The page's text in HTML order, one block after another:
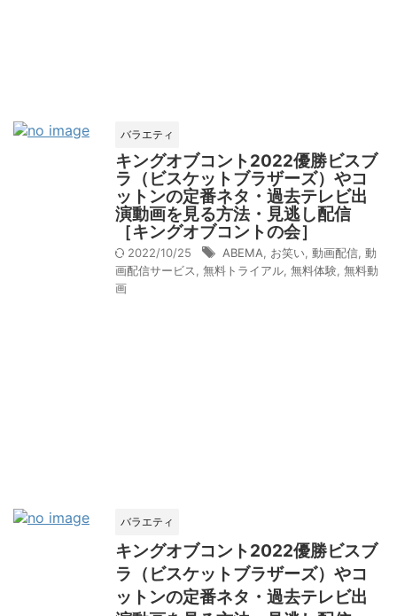
バラエティ
キングオブコント2022優勝ビスブ
ラ（ビスケットブラザーズ）やコ
ットンの定番ネタ・過去テレビ出
演動画を見る方法・見逃し配信
［キングオブコントの会］
2022/10/25 ABEMA お笑い 動画配信 動
画配信サービス
無料トライアル 無料体験 無料動
画
バラエティ
キングオブコント2022優勝ビスブ
ラ（ビスケットブラザーズ）やコ
ットンの定番ネタ・過去テレビ出